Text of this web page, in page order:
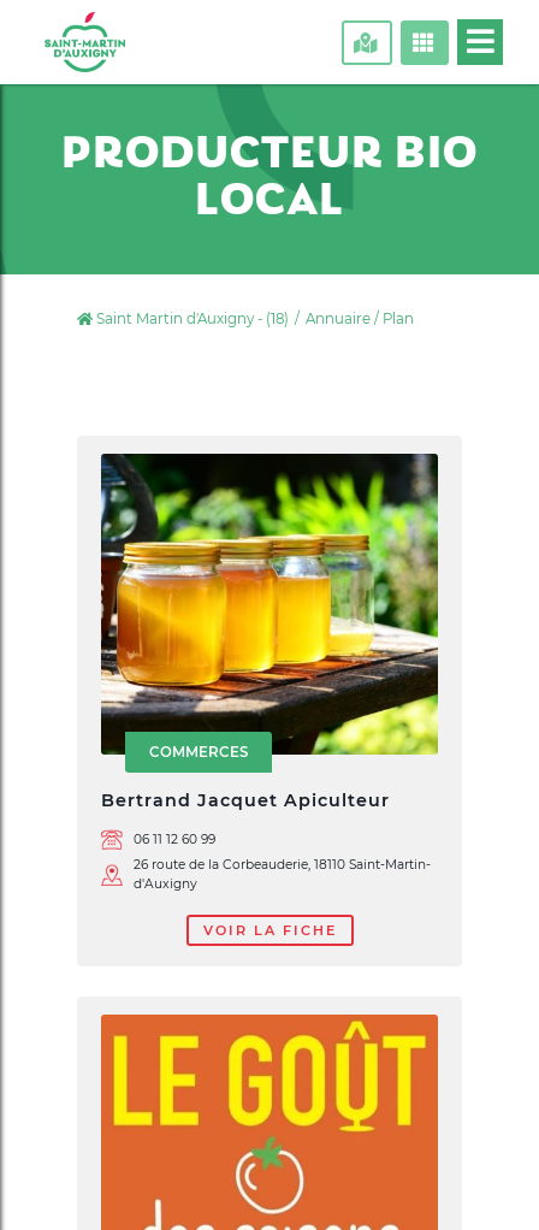
PRODUCTEUR BIO
LOCAL
Saint Martin d'Auxigny - (18) Annuaire / Plan
COMMERCES
Bertrand Jacquet Apiculteur
06 11 12 60 99
26 route de la Corbeauderie, 18110 Saint-Martin-
d'Auxigny
VOIR LA FICHE